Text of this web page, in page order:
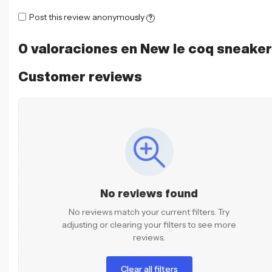
0 valoraciones en New le coq
Customer reviews
No reviews found
No reviews match your current filters. Try
adjusting or clearing your filters to see more
reviews.
Clear all filters
Post this review anonymously ?